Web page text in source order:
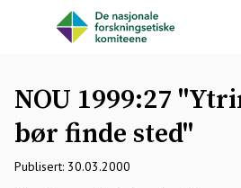
NOU 1999:27
bør finde sted"
Publisert: 30.03.2000